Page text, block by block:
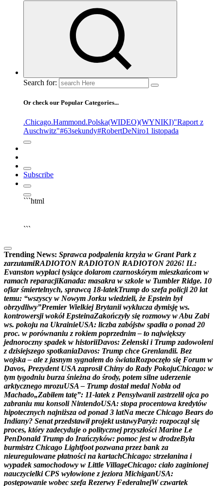
Search for:
Or check our Popular Categories...
.Chicago.Hammond.Polska(WIDEO)(WYNIKI)"Raport z
Auschwitz"#63sekundy#RobertDeNiro1 listopada
Subscribe
```html
```
Trending News: Sprawca podpalenia krzyża w Grant Park z
zarzutamiRADIOTON RADIOTON RADIOTON 2026! IL:
Evanston wypłaci tysiące dolarom czarnoskórym mieszkańcom w
ramach reparacjiKanada: masakra w szkole w Tumbler Ridge. 10
ofiar śmiertelnych, sprawcą 18-latekTrump do szefa policji 20 lat
temu: “wszyscy w Nowym Jorku wiedzieli, że Epstein był
obrzydliwy”Premier Wielkiej Brytanii wyklucza dymisję ws.
kontrowersji wokół EpsteinaZakończyły się rozmowy wAbu Zabi
ws. pokoju na UkrainieUSA: liczba zabójstw spadła o ponad 20
proc. w porównaniu z rokiem poprzednim – to największy
jednoroczny spadek w historiiDavos: Zełenski i Trump zadowoleni
z dzisiejszego spotkaniaDavos: Trump chce Grenlandii. Bez
wojska – ale z jasnym sygnałem do świataRozpoczęło się Forum w
Davos, Prezydent USA zaprosił Chiny do Rady PokojuChicago: w
tym tygodniu burza śnieżna do środy, potem silne uderzenie
arktycznego mrozuUSA – Trump dostał medal Nobla od
Machado„Zabiłem tatę”: 11-latek z Pensylwanii zastrzelił ojca po
zabraniu mu konsoli NintendoUSA: stopa procentowa kredytów
hipotecznych najniższa od ponad 3 latNa mecze Chicago Bears do
Indiany? Senat przedstawił projekt ustawyParyż: rozpoczął się
proces, który zadecyduje o politycznej przyszłości Marine Le
PenDonald Trump do Irańczyków: pomoc jest w drodzeByła
burmistrz Chicago Lightfoot pozwana przez bank za
nieuregulowane płatności na kartachChicago: strzelanina i
wypadek samochodowy w Little VillageChicago: ciało zaginionej
nauczycielki CPS wyłowione z jeziora MichiganUSA:
postępowanie wobec szefa Rezerwy FederalnejW czwartek